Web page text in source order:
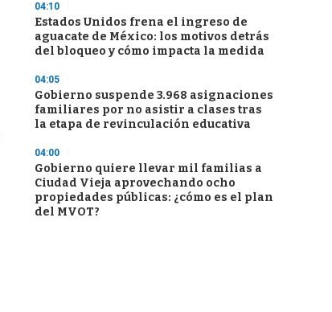
04:10
Estados Unidos frena el ingreso de
aguacate de México: los motivos detrás
del bloqueo y cómo impacta la medida
04:05
Gobierno suspende 3.968 asignaciones
familiares por no asistir a clases tras
la etapa de revinculación educativa
04:00
Gobierno quiere llevar mil familias a
Ciudad Vieja aprovechando ocho
propiedades públicas: ¿cómo es el plan
del MVOT?